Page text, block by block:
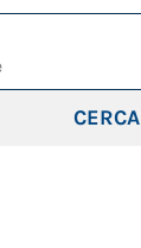
CERCA